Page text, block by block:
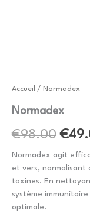
Accueil / Normadex
Normadex
€98.00 Le
prix
initial
était
€
Normadex agit
et vers, normalisant
toxines. En
système
optimale.